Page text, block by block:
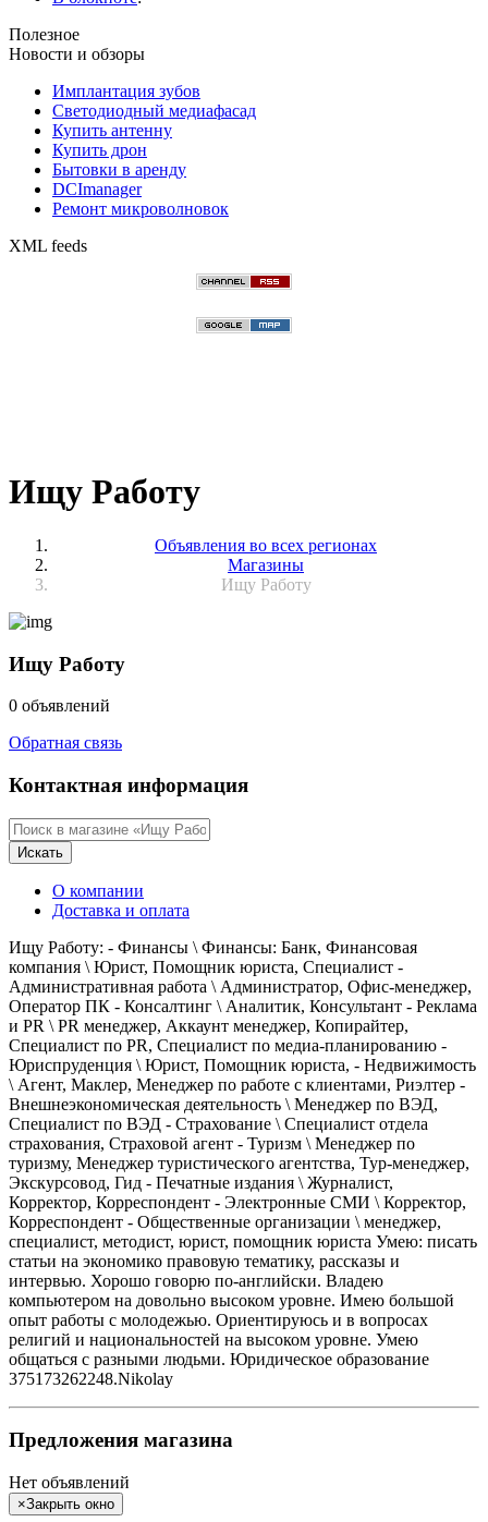
Полезное
Новости и обзоры
Имплантация зубов
Светодиодный медиафасад
Купить антенну
Купить дрон
Бытовки в аренду
DCImanager
Ремонт микроволновок
XML feeds
Ищу Работу
Объявления во всех регионах
Магазины
Ищу Работу
Ищу Работу
0 объявлений
Обратная связь
Контактная информация
Искать
О компании
Доставка и оплата
Ищу Работу: - Финансы \ Финансы: Банк, Финансовая
компания \ Юрист, Помощник юриста, Специалист -
Административная работа \ Администратор, Офис-менеджер,
Оператор ПК - Консалтинг \ Аналитик, Консультант - Реклама
и PR \ PR менеджер, Аккаунт менеджер, Копирайтер,
Специалист по PR, Специалист по медиа-планированию -
Юриспруденция \ Юрист, Помощник юриста, - Недвижимость
\ Агент, Маклер, Менеджер по работе с клиентами, Риэлтер -
Внешнеэкономическая деятельность \ Менеджер по ВЭД,
Специалист по ВЭД - Страхование \ Специалист отдела
страхования, Страховой агент - Туризм \ Менеджер по
туризму, Менеджер туристического агентства, Тур-менеджер,
Экскурсовод, Гид - Печатные издания \ Журналист,
Корректор, Корреспондент - Электронные СМИ \ Корректор,
Корреспондент - Общественные организации \ менеджер,
специалист, методист, юрист, помощник юриста Умею: писать
статьи на экономико правовую тематику, рассказы и
интервью. Хорошо говорю по-английски. Владею
компьютером на довольно высоком уровне. Имею большой
опыт работы с молодежью. Ориентируюсь и в вопросах
религий и национальностей на высоком уровне. Умею
общаться с разными людьми. Юридическое образование
375173262248.Nikolay
Предложения магазина
Нет объявлений
×Закрыть окно